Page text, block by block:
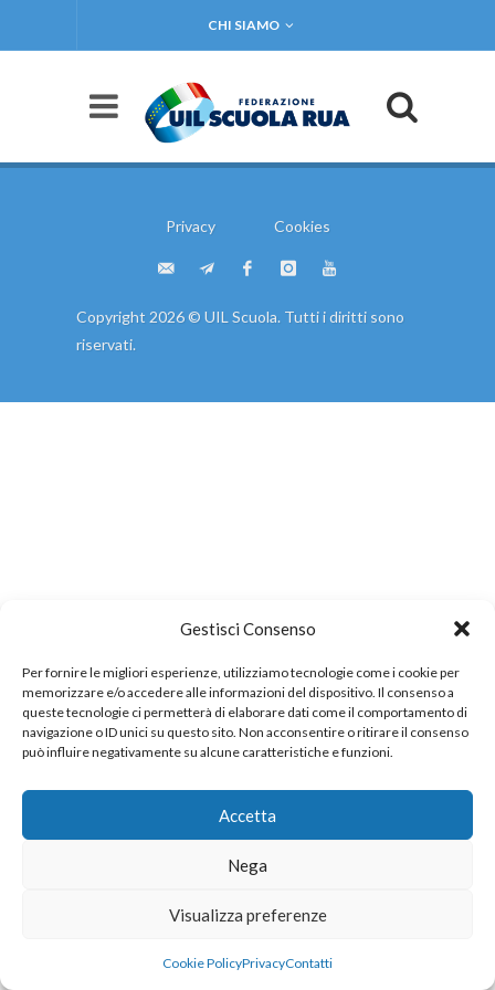
Gestisci Consenso
Per fornire le migliori esperienze, utilizziamo tecnologie come i cookie per
memorizzare e/o accedere alle informazioni del dispositivo. Il consenso a
queste tecnologie ci permetterà di elaborare dati come il comportamento di
navigazione o ID unici su questo sito. Non acconsentire o ritirare il consenso
può influire negativamente su alcune caratteristiche e funzioni.
Accetta
Nega
Visualizza preferenze
Cookie PolicyPrivacyContatti
CHI SIAMO
Privacy Cookies
Copyright 2026 © UIL Scuola. Tutti i diritti sono
riservati.